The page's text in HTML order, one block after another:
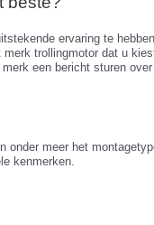
ervaring te
trollingmotor dat u
een bericht sturen
onder meer het
kenmerken.